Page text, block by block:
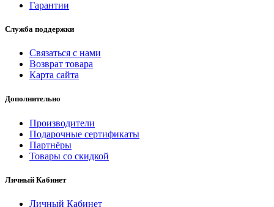
Гарантии
Служба поддержки
Связаться с нами
Возврат товара
Карта сайта
Дополнительно
Производители
Подарочные сертификаты
Партнёры
Товары со скидкой
Личный Кабинет
Личный Кабинет